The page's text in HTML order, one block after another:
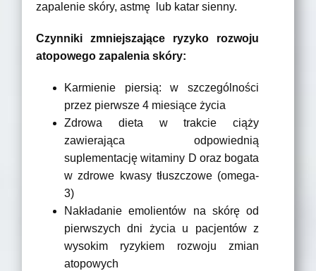
zapalenie skóry, astmę lub katar sienny.
Czynniki zmniejszające ryzyko rozwoju
atopowego zapalenia skóry:
Karmienie piersią: w szczególności
przez pierwsze 4 miesiące życia
Zdrowa dieta w trakcie ciąży
zawierająca odpowiednią
suplementację witaminy D oraz bogata
w zdrowe kwasy tłuszczowe (omega-
3)
Nakładanie emolientów na skórę od
pierwszych dni życia u pacjentów z
wysokim ryzykiem rozwoju zmian
atopowych